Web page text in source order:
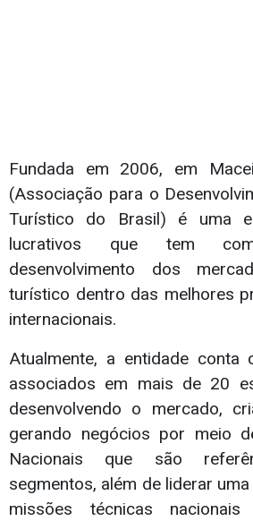
Fundada em 2006, em
(Associação para o
Turístico do Brasil) é uma
lucrativos que tem
desenvolvimento dos
turístico dentro das melhores
internacionais.
Atualmente, a entidade
associados em mais de 20
desenvolvendo o mercado,
gerando negócios por meio
Nacionais que são
segmentos, além de liderar
missões técnicas nacionais